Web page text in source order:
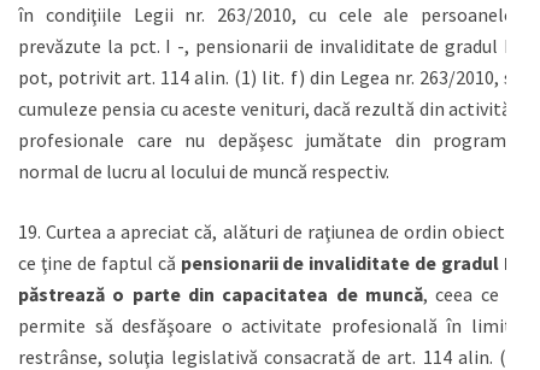
în condiţiile Legii nr. 263/2010, cu cele ale persoanelor
prevăzute la pct. I -, pensionarii de invaliditate de gradul III
pot, potrivit art. 114 alin. (1) lit. f) din Legea nr. 263/2010, să
cumuleze pensia cu aceste venituri, dacă rezultă din activităţi
profesionale care nu depăşesc jumătate din programul
normal de lucru al locului de muncă respectiv.
19. Curtea a apreciat că, alături de raţiunea de ordin obiectiv,
ce ţine de faptul că pensionarii de invaliditate de gradul III
păstrează o parte din capacitatea de muncă, ceea ce le
permite să desfăşoare o activitate profesională în limite
restrânse, soluţia legislativă consacrată de art. 114 alin. (1)